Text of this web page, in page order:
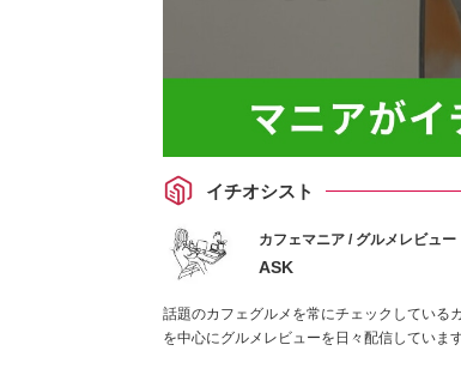
イチオシスト
カフェマニア / グルメレビュー
ASK
話題のカフェグルメを常にチェックしている
を中心にグルメレビューを日々配信していま